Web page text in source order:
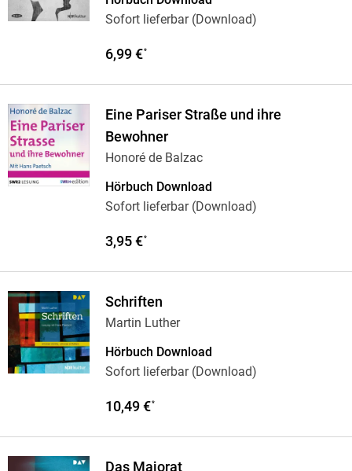
Sofort lieferbar (Download)
6,99 €*
Eine Pariser Straße und ihre
Bewohner
Honoré de Balzac
Hörbuch Download
Sofort lieferbar (Download)
3,95 €*
Schriften
Martin Luther
Hörbuch Download
Sofort lieferbar (Download)
10,49 €*
Das Majorat